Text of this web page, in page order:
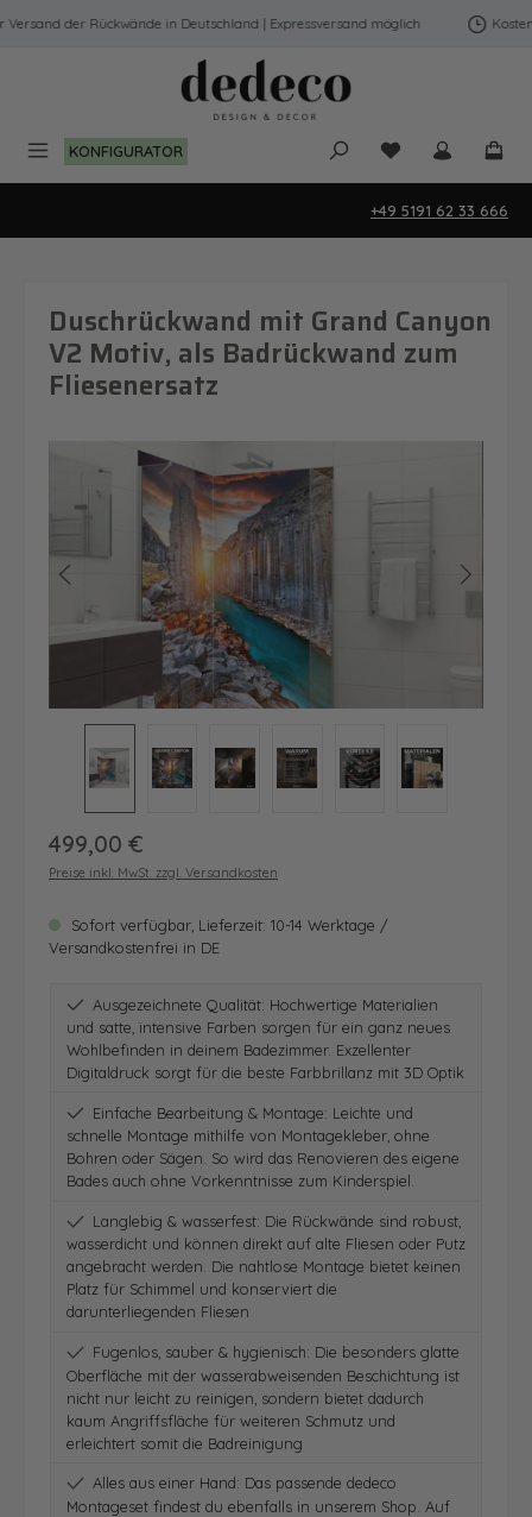
Zum Hauptinhalt springen
der Rückwände in Deutschland | Expressversand möglich
KONFIGURATOR Du hast 0
+49 5191 62 33 666
Duschrückwand mit Grand Canyon
V2 Motiv, als Badrückwand zum
Fliesenersatz
Bildergalerie überspringen
Regulärer Preis:
499,00 €
Preise inkl. MwSt. zzgl. Versandkosten
Sofort verfügbar, Lieferzeit: 10-14 Werktage /
Versandkostenfrei in DE
Ausgezeichnete Qualität: Hochwertige Materialien
und satte, intensive Farben sorgen für ein ganz neues
Wohlbefinden in deinem Badezimmer. Exzellenter
Digitaldruck sorgt für die beste Farbbrillanz mit 3D Optik
Einfache Bearbeitung & Montage: Leichte und
schnelle Montage mithilfe von Montagekleber, ohne
Bohren oder Sägen. So wird das Renovieren des eigene
Bades auch ohne Vorkenntnisse zum Kinderspiel.
Langlebig & wasserfest: Die Rückwände sind robust,
wasserdicht und können direkt auf alte Fliesen oder Putz
angebracht werden. Die nahtlose Montage bietet keinen
Platz für Schimmel und konserviert die
darunterliegenden Fliesen
Fugenlos, sauber & hygienisch: Die besonders glatte
Oberfläche mit der wasserabweisenden Beschichtung ist
nicht nur leicht zu reinigen, sondern bietet dadurch
kaum Angriffsfläche für weiteren Schmutz und
erleichtert somit die Badreinigung
Alles aus einer Hand: Das passende dedeco
Montageset findest du ebenfalls in unserem Shop. Auf